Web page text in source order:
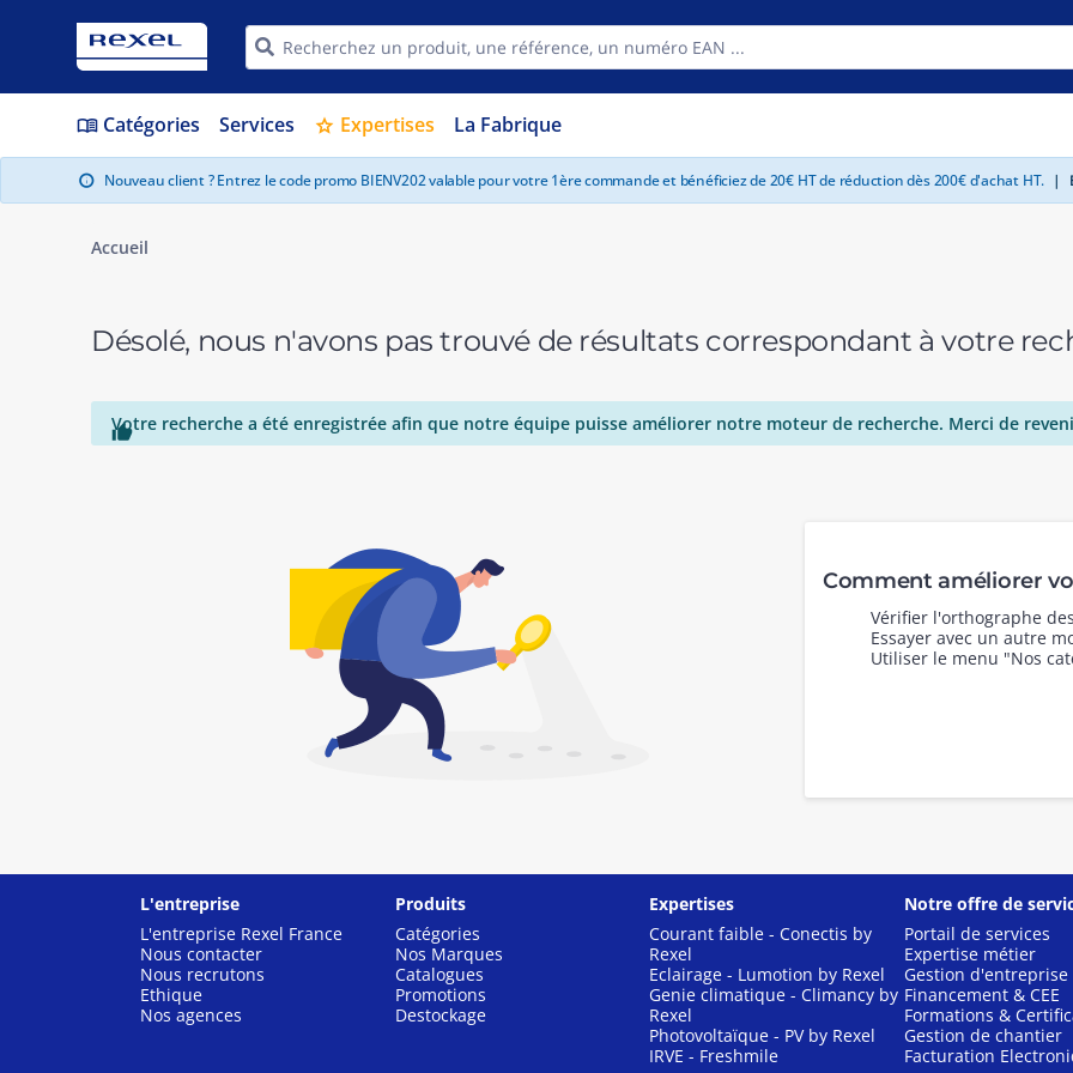
menu_book Catégories Services star Expertises La Fabrique
info Nouveau client ? Entrez le code promo BIENV202 valable pour votre 1ère commande et bénéficiez de 20€ HT de réduction dès 200€ d'achat HT. |
Accueil
Désolé, nous n'avons pas trouvé de résultats correspondant à votre

Votre recherche a été enregistrée afin que notre équipe puisse améliorer notre moteur de recherche. Merci de
Comment améliorer
Vérifier l'orthographe
Essayer avec un autre
Utiliser le menu "Nos
L'entreprise
L'entreprise Rexel France
Nous contacter
Nous recrutons
Ethique
Nos agences
Produits
Catégories
Nos Marques
Catalogues
Promotions
Destockage
Expertises
Courant faible - Conectis by
Rexel
Eclairage - Lumotion by Rexel
Genie climatique - Climancy by
Rexel
Photovoltaïque - PV by Rexel
IRVE - Freshmile
Notre offre de
Portail de services
Expertise métier
Gestion d'entreprise
Financement & CEE
Formations &
Gestion de chantier
Facturation